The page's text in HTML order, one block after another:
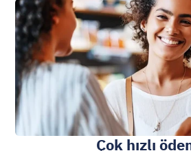
Çok hızlı